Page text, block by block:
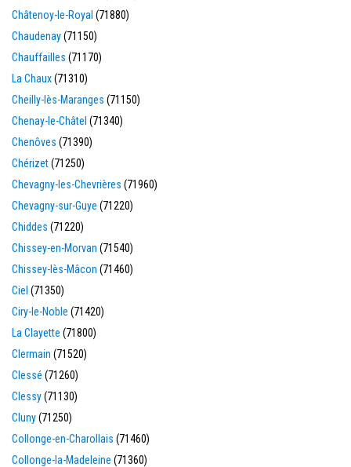
Châtenoy-le-Royal (71880)
Chaudenay(71150)
Chauffailles (71170)
La Chaux(71310)
Cheilly-lès-Maranges (71150)
Chenay-le-Châtel (71340)
Chenôves (71390)
Chérizet(71250)
Chevagny-les-Chevrières (71960)
Chevagny-sur-Guye (71220)
Chiddes (71220)
Chissey-en-Morvan (71540)
Chissey-lès-Mâcon (71460)
Ciel (71350)
Ciry-le-Noble (71420)
La Clayette (71800)
Clermain (71520)
Clessé (71260)
Clessy(71130)
Cluny(71250)
Collonge-en-Charollais (71460)
Collonge-la-Madeleine (71360)